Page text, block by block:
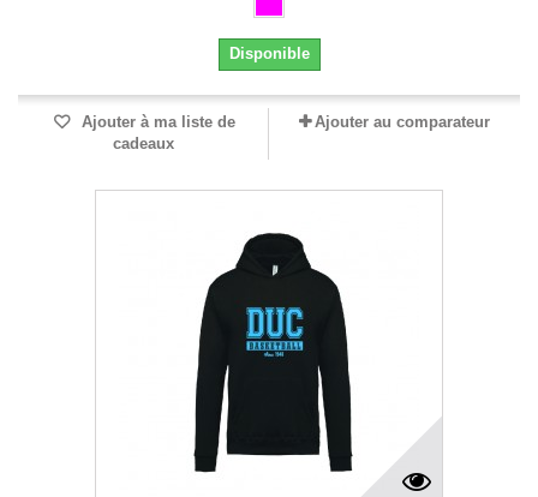
Disponible
Ajouter à ma liste de
cadeaux
Ajouter au comparateur